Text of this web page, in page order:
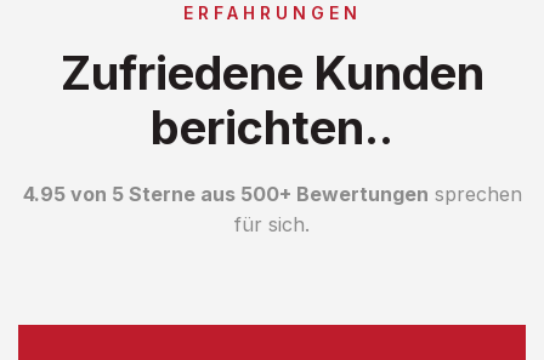
ERFAHRUNGEN
Zufriedene Kunden
berichten..
4.95 von 5 Sterne aus 500+ Bewertungen sprechen
für sich.